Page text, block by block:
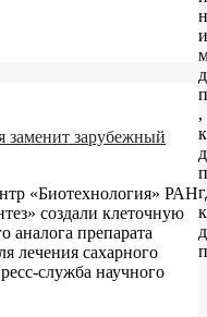
заменит зарубежный
«Биотехнология» РАН
создали клеточную
аналога препарата
лечения сахарного
служба научного
,